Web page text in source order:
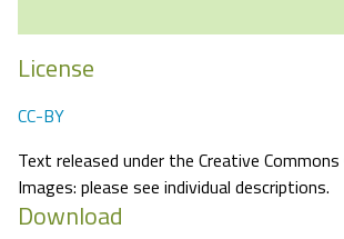
License
CC-BY
Text released under the Creative Commons
Images: please see individual descriptions.
Download